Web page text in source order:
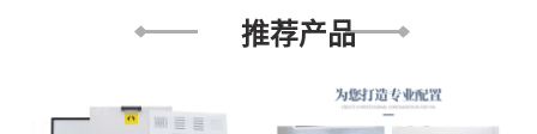
推荐产品